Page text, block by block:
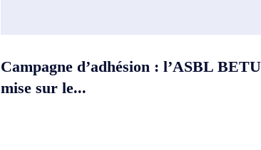
Campagne d’adhésion : l’ASBL
mise sur le...